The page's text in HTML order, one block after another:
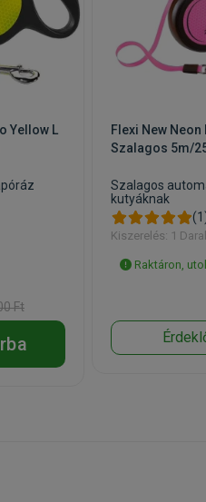
Yellow L
Ft
Flexi New Neon
Szalagos 5m/
Szalagos
kutyáknak
Kiszerelés: 1
Raktáron,